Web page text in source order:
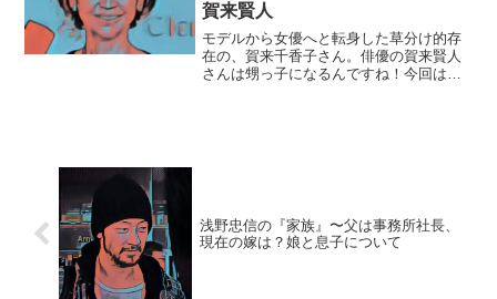
賀来賢人
モデルから女優へと転身した草分け的存
在の、賀来千香子さん。俳優の賀来賢人
さんは甥っ子になるんですね！今回は、
浅野忠信の『家族』〜父は事務所社長、
現在の嫁は？娘と息子について